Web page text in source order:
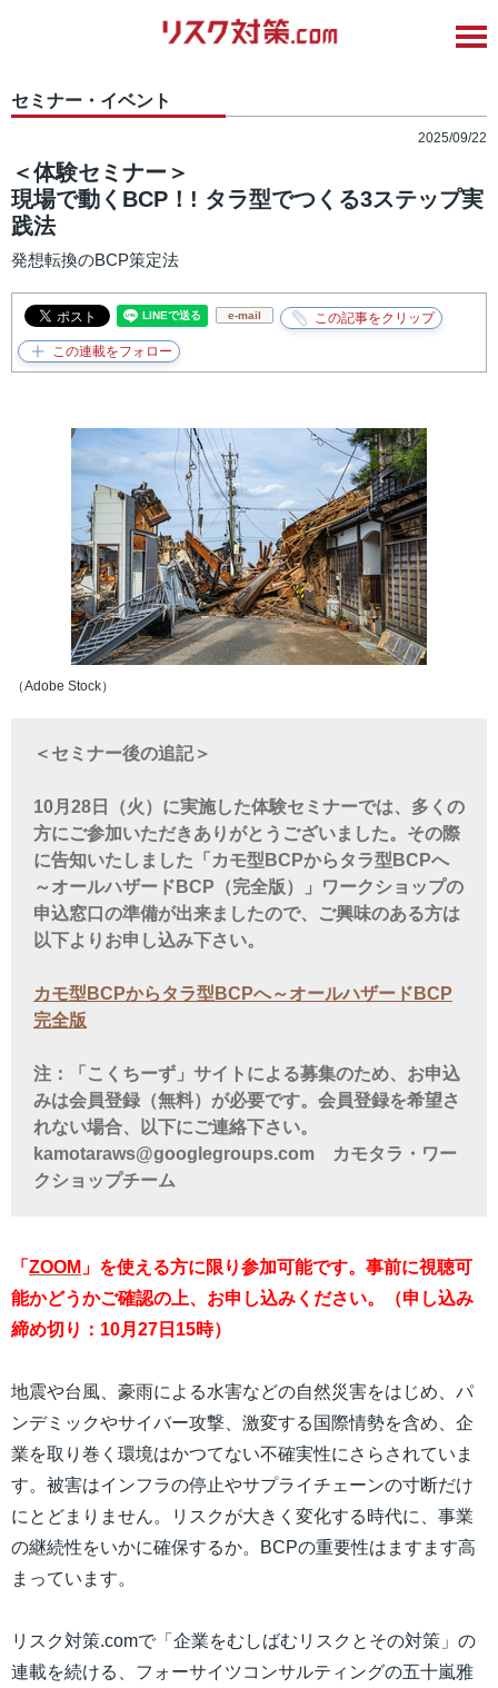
セミナー・イベント
2025/09/22
＜体験セミナー＞
現場で動くBCP！! タラ型でつくる3ステップ実
践法
発想転換のBCP策定法
e-mail
（Adobe Stock）
＜セミナー後の追記＞
10月28日（火）に実施した体験セミナーでは、多くの
方にご参加いただきありがとうございました。その際
に告知いたしました「カモ型BCPからタラ型BCPへ
～オールハザードBCP（完全版）」ワークショップの
申込窓口の準備が出来ましたので、ご興味のある方は
以下よりお申し込み下さい。
カモ型BCPからタラ型BCPへ～オールハザードBCP
完全版
注：「こくちーず」サイトによる募集のため、お申込
みは会員登録（無料）が必要です。会員登録を希望さ
れない場合、以下にご連絡下さい。
kamotaraws@googlegroups.com カモタラ・ワー
クショップチーム
「 ZOOM 」を使える方に限り参加可能です。事前に視聴可
能かどうかご確認の上、お申し込みください。（申し込み
締め切り：10月27日15時）
地震や台風、豪雨による水害などの自然災害をはじめ、パ
ンデミックやサイバー攻撃、激変する国際情勢を含め、企
業を取り巻く環境はかつてない不確実性にさらされていま
す。被害はインフラの停止やサプライチェーンの寸断だけ
にとどまりません。リスクが大きく変化する時代に、事業
の継続性をいかに確保するか。BCPの重要性はますます高
まっています。
リスク対策.comで「企業をむしばむリスクとその対策」の
連載を続ける、フォーサイツコンサルティングの五十嵐雅